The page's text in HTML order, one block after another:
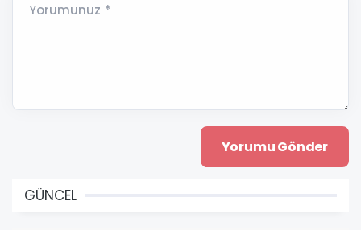
Yorumunuz *
GÜNCEL